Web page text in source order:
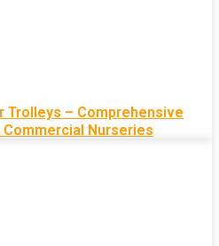
Trolleys – Comprehensive
Nurseries